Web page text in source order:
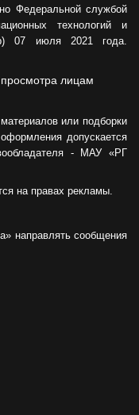
Федеральной службой
технологий и
07 июля 2021 года.
лицам
или подборки
допускается
- МАУ «РГ
на правах рекламы.
направлять сообщения